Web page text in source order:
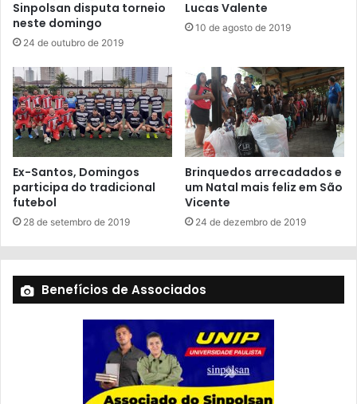
Sinpolsan disputa torneio
neste domingo
24 de outubro de 2019
Lucas Valente
10 de agosto de 2019
Ex-Santos, Domingos
participa do tradicional
futebol
28 de setembro de 2019
Brinquedos arrecadados e
um Natal mais feliz em São
Vicente
24 de dezembro de 2019
Benefícios de Associados